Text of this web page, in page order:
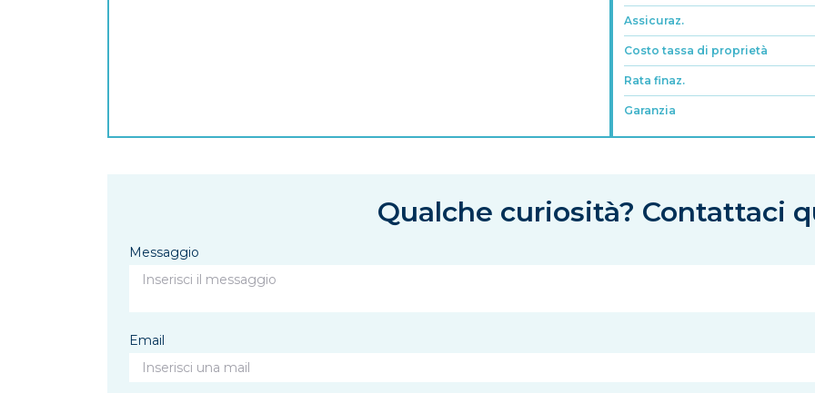
Assicuraz.
Costo tassa di proprietà
Rata finaz.
Garanzia
Qualche curiosità? Contattaci
Messaggio
Email